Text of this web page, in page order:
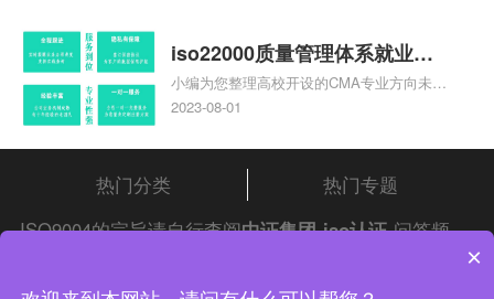
标准是什么相关iso体系认证知识，详情可
查看下方正文！
iso22000质量管理体系就业方
向，质量管理与认证就业方向
小编为您整理高校开设的CMA专业方向未来
就业前景及就业方向如何、cma就业方向有
和cma未来就业方向、大学生考完cma，就
哪些就业方向相关iso体系认证知识，详情
可查看下方正文！
2023-08-01
热门分类
热门专题
ISO9004的宗旨请自行查阅中证集团 iso认证 问答频
中证集团体系认证 版权所有 Copyright © 2022
×